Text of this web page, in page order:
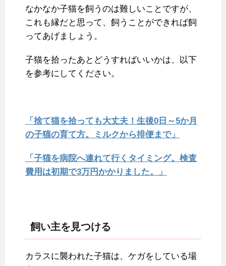
なかなか子猫を飼うのは難しいことですが、
これも縁だと思って、飼うことができれば飼
ってあげましょう。
子猫を拾ったあとどうすればいいかは、以下
を参考にしてください。
「捨て猫を拾っても大丈夫！生後0日～5か月
の子猫の育て方。ミルクから排便まで」
「子猫を病院へ連れて行くタイミング。検査
費用は初期で3万円かかりました。」
飼い主を見つける
カラスに襲われた子猫は、ケガをしている場